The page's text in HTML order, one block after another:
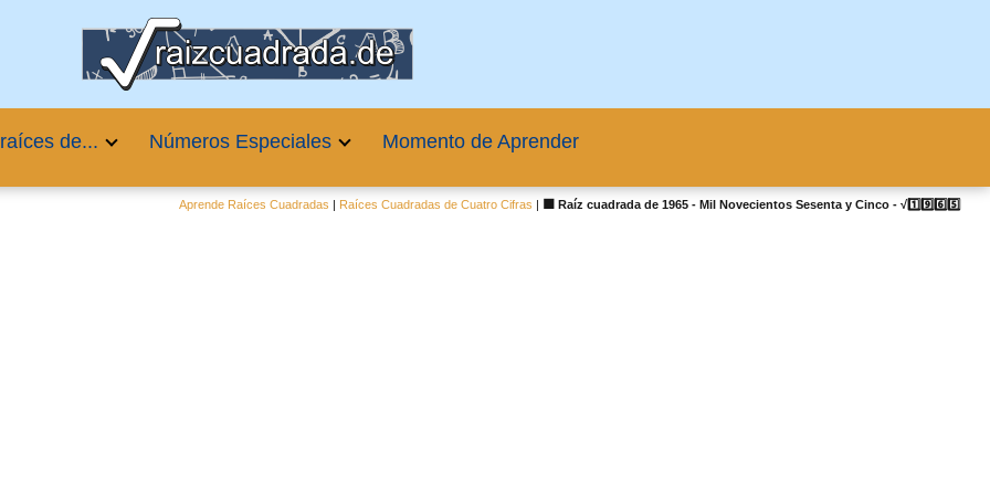
de... Números Especiales Momento de Aprender
Aprende Raíces Cuadradas | Raíces Cuadradas de Cuatro Cifras | 🟦 Raíz cuadrada de 1965 - Mil Novecientos Sesenta y Cinco - √1️⃣9️⃣6️⃣5️⃣